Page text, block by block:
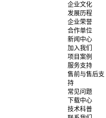
企业文化
发展历程
企业荣誉
合作单位
新闻中心
加入我们
项目案例
服务支持
售前与售后支
持
常见问题
下载中心
技术科普